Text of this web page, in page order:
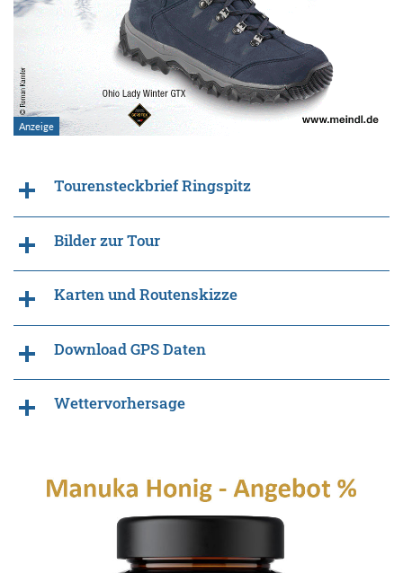
Tourensteckbrief Ringspitz
Bilder zur Tour
Karten und Routenskizze
Download GPS Daten
Wettervorhersage